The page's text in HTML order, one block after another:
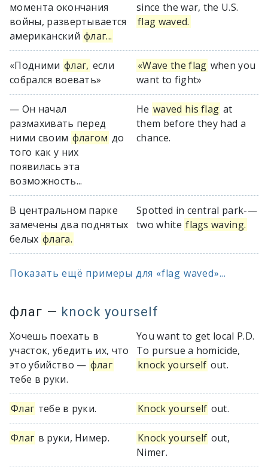
момента окончания
войны, развертывается
американский флаг...
since the war, the U.S.
flag waved.
«Подними флаг, если
собрался воевать»
«Wave the flag when you
want to fight»
— Он начал
размахивать перед
ними своим флагом до
того как у них
появилась эта
возможность...
He waved his flag at
them before they had a
chance.
В центральном парке
замечены два поднятых
белых флага.
Spotted in central park-—
two white flags waving.
Показать ещё примеры для «flag waved»...
флаг — knock yourself
Хочешь поехать в
участок, убедить их, что
это убийство — флаг
тебе в руки.
You want to get local P.D.
To pursue a homicide,
knock yourself out.
Флаг тебе в руки. Knock yourself out.
Флаг в руки, Нимер. Knock yourself out,
Nimer.